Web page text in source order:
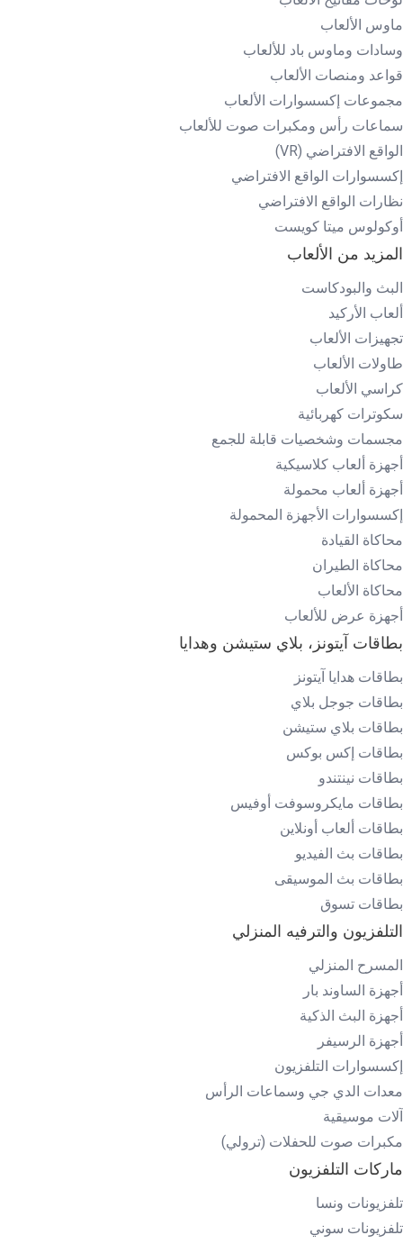
ماوس الألعاب
وسادات وماوس باد للألعاب
قواعد ومنصات الألعاب
مجموعات إكسسوارات الألعاب
سماعات رأس ومكبرات صوت للألعاب
الواقع الافتراضي (VR)
إكسسوارات الواقع الافتراضي
نظارات الواقع الافتراضي
أوكولوس ميتا كويست
المزيد من الألعاب
البث والبودكاست
ألعاب الأركيد
تجهيزات الألعاب
طاولات الألعاب
كراسي الألعاب
سكوترات كهربائية
مجسمات وشخصيات قابلة للجمع
أجهزة ألعاب كلاسيكية
أجهزة ألعاب محمولة
إكسسوارات الأجهزة المحمولة
محاكاة القيادة
محاكاة الطيران
محاكاة الألعاب
أجهزة عرض للألعاب
بطاقات آيتونز، بلاي ستيشن وهدايا
بطاقات هدايا آيتونز
بطاقات جوجل بلاي
بطاقات بلاي ستيشن
بطاقات إكس بوكس
بطاقات نينتندو
بطاقات مايكروسوفت أوفيس
بطاقات ألعاب أونلاين
بطاقات بث الفيديو
بطاقات بث الموسيقى
بطاقات تسوق
التلفزيون والترفيه المنزلي
المسرح المنزلي
أجهزة الساوند بار
أجهزة البث الذكية
أجهزة الرسيفر
إكسسوارات التلفزيون
معدات الدي جي وسماعات الرأس
آلات موسيقية
مكبرات صوت للحفلات (ترولي)
ماركات التلفزيون
تلفزيونات ونسا
تلفزيونات سوني